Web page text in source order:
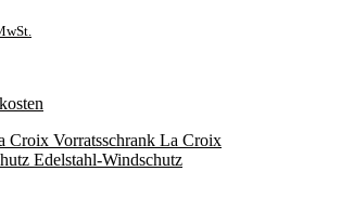
Vorratsschrank La Croix
Edelstahl-Windschutz